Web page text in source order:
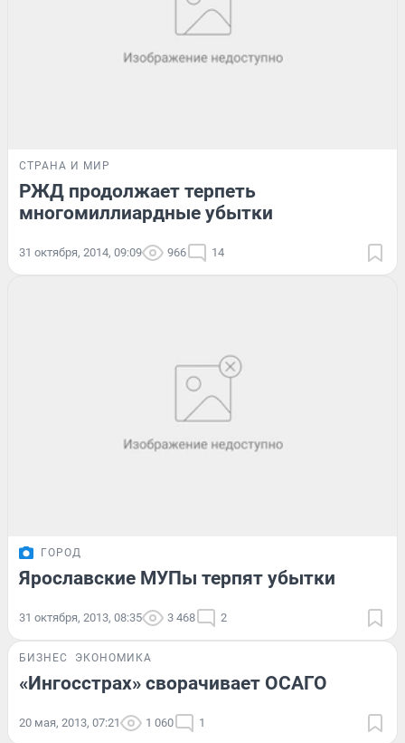
СТРАНА И МИР
РЖД продолжает терпеть
многомиллиардные убытки
31 октября, 2014, 09:09 966 14
ГОРОД
Ярославские МУПы терпят убытки
31 октября, 2013, 08:35 3 468 2
БИЗНЕС ЭКОНОМИКА
«Ингосстрах» сворачивает ОСАГО
20 мая, 2013, 07:21 1 060 1